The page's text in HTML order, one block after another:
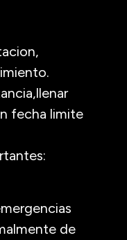
fecha limite
de